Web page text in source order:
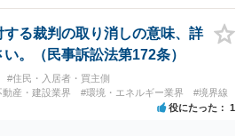
る裁判の取り消しの意味、詳
。（民事訴訟法第172条）
#住民・入居者・買主側
動産・建設業界 #環境・エネルギー業界 #境界線
役にたった 1